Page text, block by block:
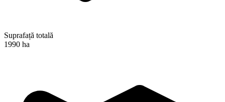
Suprafață totală
1990 ha